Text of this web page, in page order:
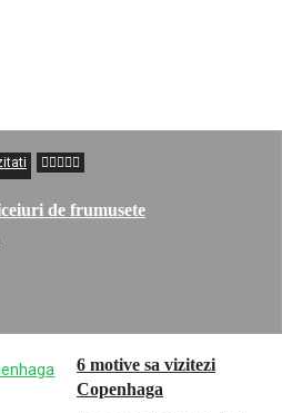
de frumusete
6 motive sa vizitezi
Copenhaga